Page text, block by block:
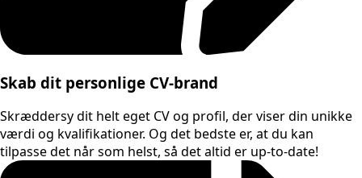
Skab dit personlige CV-brand
Skræddersy dit helt eget CV og profil, der viser din unikke
værdi og kvalifikationer. Og det bedste er, at du kan
tilpasse det når som helst, så det altid er up-to-date!